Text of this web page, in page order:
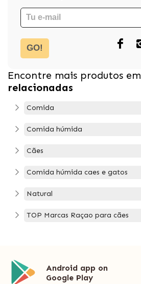
GO!
Encontre mais produtos em
relacionadas
Comida
Comida húmida
Cães
Comida húmida caes e gatos
Natural
TOP Marcas Raçao para cães
Android app on
Google Play